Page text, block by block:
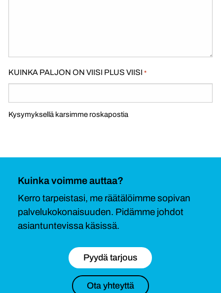
KUINKA PALJON ON VIISI PLUS VIISI *
Kysymyksellä karsimme roskapostia
Kuinka voimme auttaa?
Kerro tarpeistasi, me räätälöimme sopivan
palvelukokonaisuuden. Pidämme johdot
asiantuntevissa käsissä.
Pyydä tarjous
Ota yhteyttä